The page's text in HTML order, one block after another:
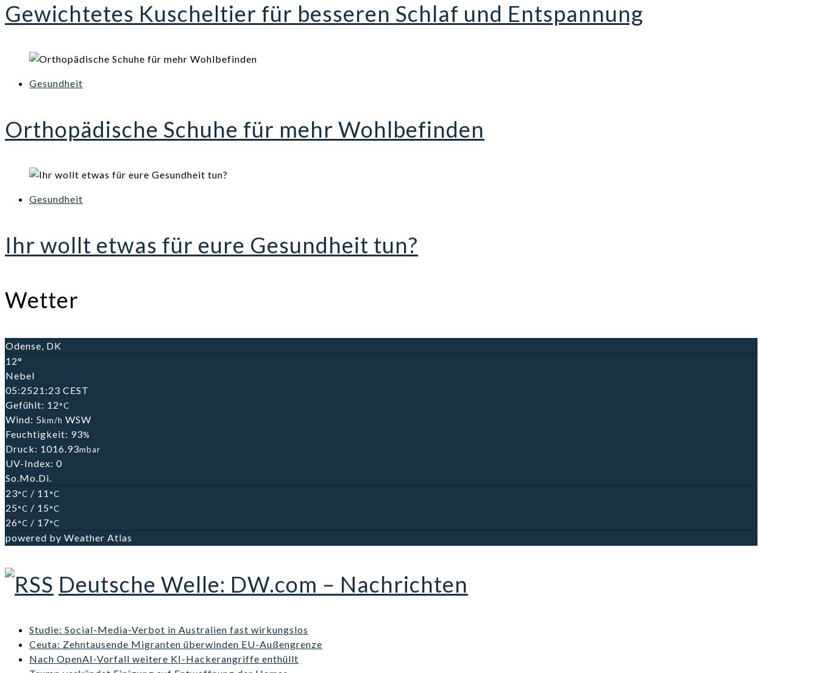
Gewichtetes Kuscheltier für besseren Schlaf und Entspannung
Gesundheit
Orthopädische Schuhe für mehr Wohlbefinden
Gesundheit
Ihr wollt etwas für eure Gesundheit tun?
Wetter
Odense, DK
12°
Nebel
05:2521:23 CEST
Gefühlt: 12°C
Wind: 5km/h WSW
Feuchtigkeit: 93%
Druck: 1016.93mbar
UV-Index: 0
So. Mo. Di.
23°C / 11 °C
25°C / 15°C
26°C / 17°C
powered by Weather Atlas
Deutsche Welle: DW.com – Nachrichten
Studie: Social-Media-Verbot in Australien fast wirkungslos
Ceuta: Zehntausende Migranten überwinden EU-Außengrenze
Nach OpenAI-Vorfall weitere KI-Hackerangriffe enthüllt